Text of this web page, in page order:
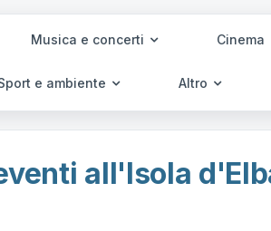
Musica e concerti Cinema
e ambiente Altro
all'Isola